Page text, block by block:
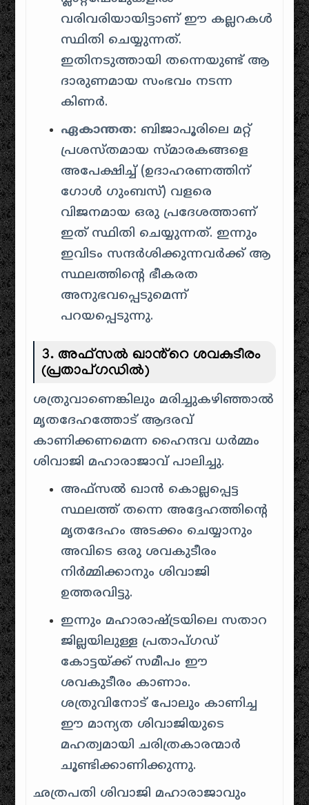
വരിവരിയായിട്ടാണ് ഈ കല്ലറകൾ
സ്ഥിതി ചെയ്യുന്നത്.
ഇതിനടുത്തായി തന്നെയുണ്ട് ആ
ദാരുണമായ സംഭവം നടന്ന
കിണർ.
ഏകാന്തത: ബിജാപൂരിലെ മറ്റ്
പ്രശസ്തമായ സ്മാരകങ്ങളെ
അപേക്ഷിച്ച് (ഉദാഹരണത്തിന്
ഗോൾ ഗുംബസ്) വളരെ
വിജനമായ ഒരു പ്രദേശത്താണ്
ഇത് സ്ഥിതി ചെയ്യുന്നത്. ഇന്നും
ഇവിടം സന്ദർശിക്കുന്നവർക്ക് ആ
സ്ഥലത്തിന്റെ ഭീകരത
അനുഭവപ്പെടുമെന്ന്
പറയപ്പെടുന്നു.
3. അഫ്സൽ ഖാൻ്റെ ശവകുടീരം
(പ്രതാപ്ഗഡിൽ)
ശത്രുവാണെങ്കിലും മരിച്ചുകഴിഞ്ഞാൽ
മൃതദേഹത്തോട് ആദരവ്
കാണിക്കണമെന്ന ഹൈന്ദവ ധർമ്മം
ശിവാജി മഹാരാജാവ് പാലിച്ചു.
അഫ്സൽ ഖാൻ കൊല്ലപ്പെട്ട
സ്ഥലത്ത് തന്നെ അദ്ദേഹത്തിന്റെ
മൃതദേഹം അടക്കം ചെയ്യാനും
അവിടെ ഒരു ശവകുടീരം
നിർമ്മിക്കാനും ശിവാജി
ഉത്തരവിട്ടു.
ഇന്നും മഹാരാഷ്ട്രയിലെ സതാറ
ജില്ലയിലുള്ള പ്രതാപ്ഗഡ്
കോട്ടയ്ക്ക് സമീപം ഈ
ശവകുടീരം കാണാം.
ശത്രുവിനോട് പോലും കാണിച്ച
ഈ മാന്യത ശിവാജിയുടെ
മഹത്വമായി ചരിത്രകാരന്മാർ
ചൂണ്ടിക്കാണിക്കുന്നു.
ഛത്രപതി ശിവാജി മഹാരാജാവും